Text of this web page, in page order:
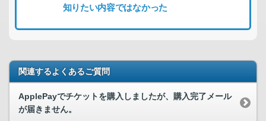
知りたい内容ではなかった
関連するよくあるご質問
ApplePayでチケットを購入しましたが、購入完了メール
が届きません。